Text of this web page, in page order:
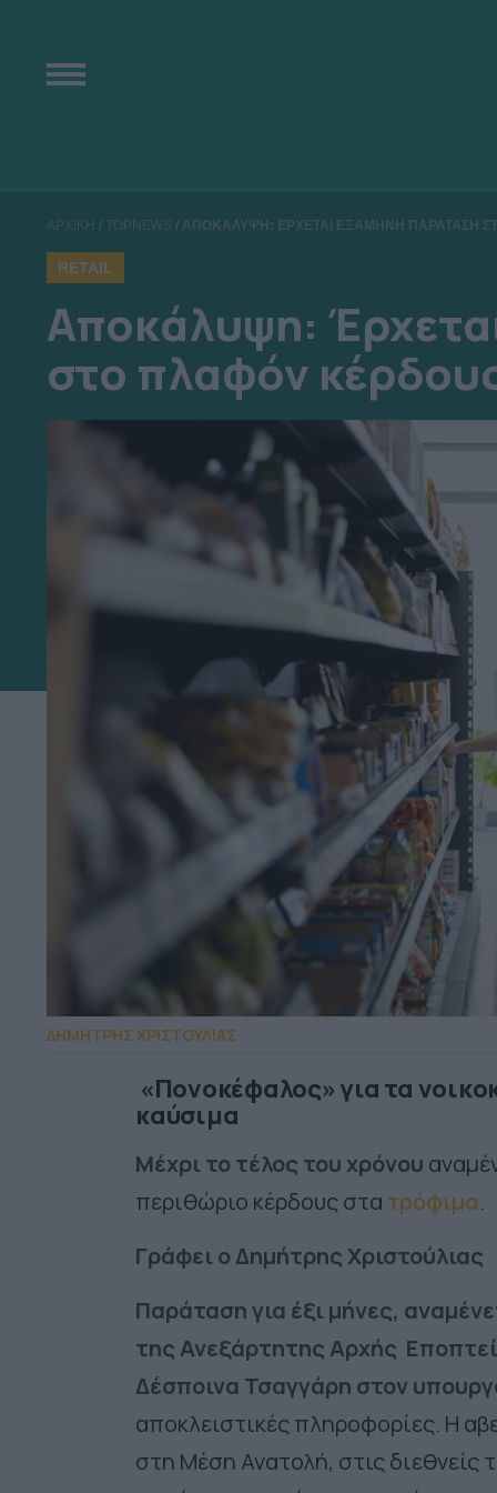
ΑΡΧΙΚΗ / TOPNEWS / ΑΠΟΚΑΛΥΨΗ: ΕΡΧΕΤΑΙ ΕΞΑΜΗΝΗ ΠΑΡΑΤΑΣΗ
RETAIL
Αποκάλυψη:
στο πλαφόν
ΔΗΜΗΤΡΗΣ ΧΡΙΣΤΟΥΛΙΑΣ
«Πονοκέφαλος» για τα
καύσιμα
Μέχρι το τέλος του χρόνου
περιθώριο κέρδους στα τρόφιμα.
Γράφει ο Δημήτρης Χριστούλιας
Παράταση για έξι μήνες,
της Ανεξάρτητης Αρχής
Δέσποινα Τσαγγάρη στον
αποκλειστικές πληροφορίες. Η
στη Μέση Ανατολή, στις διεθνείς